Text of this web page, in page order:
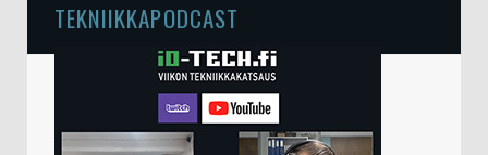
TEKNIIKKAPODCAST